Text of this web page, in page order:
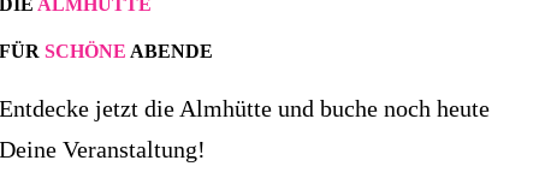
DIE ALMHÜTTE
FÜRSCHÖNE ABENDE
Entdecke jetzt die Almhütte und buche noch heute
Deine Veranstaltung!